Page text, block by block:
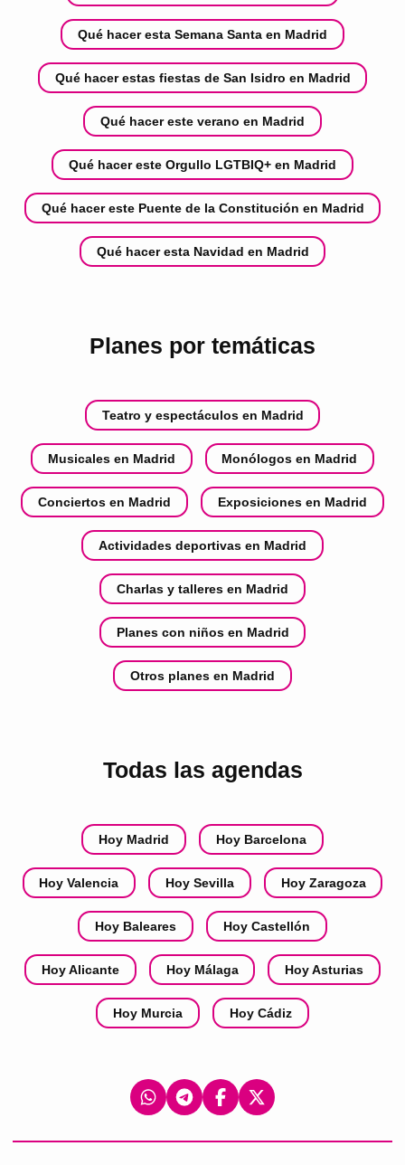
Qué hacer esta Semana Santa en Madrid
Qué hacer estas fiestas de San Isidro en Madrid
Qué hacer este verano en Madrid
Qué hacer este Orgullo LGTBIQ+ en Madrid
Qué hacer este Puente de la Constitución en Madrid
Qué hacer esta Navidad en Madrid
Planes por temáticas
Teatro y espectáculos en Madrid
Musicales en Madrid Monólogos en Madrid
Conciertos en Madrid Exposiciones en Madrid
Actividades deportivas en Madrid
Charlas y talleres en Madrid
Planes con niños en Madrid
Otros planes en Madrid
Todas las agendas
Hoy Madrid Hoy Barcelona
Hoy Valencia Hoy Sevilla Hoy Zaragoza
Hoy Baleares Hoy Castellón
Hoy Alicante Hoy Málaga Hoy Asturias
Hoy Murcia Hoy Cádiz